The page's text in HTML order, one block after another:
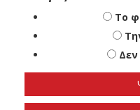
Πότε πιστεύετε
εκλογές
Το